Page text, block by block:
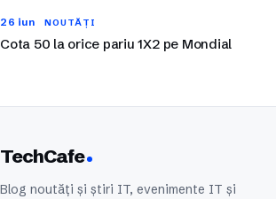
26 iun NOUTĂȚI
Cota 50 la orice pariu 1X2 pe Mondial
TechCafe
Blog noutăți și știri IT, evenimente IT și